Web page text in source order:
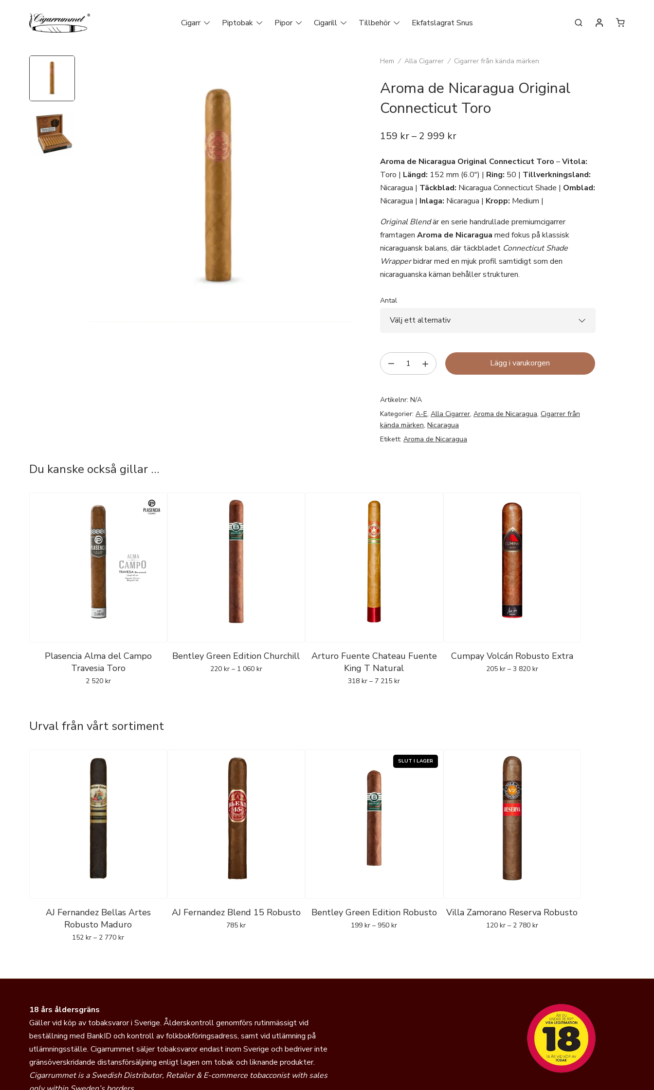
Cigarr Piptobak Pipor Cigarill Tillbehör Ekfatslagrat Snus
Hem / Alla Cigarrer / Cigarrer från kända märken
Aroma de Nicaragua Original
Connecticut Toro
159 kr– 2 999 kr
Aroma de Nicaragua Original Connecticut Toro –Vitola:
Toro | Längd: 152 mm (6.0″) | Ring: 50 | Tillverkningsland:
Nicaragua | Täckblad: Nicaragua Connecticut Shade | Omblad:
Nicaragua | Inlaga: Nicaragua | Kropp: Medium |
Original Blendär en serie handrullade premiumcigarrer
framtagen Aroma de Nicaragua med fokus på klassisk
nicaraguansk balans, där täckbladet Connecticut Shade
Wrapperbidrar med en mjuk profil samtidigt som den
nicaraguanska kärnan behåller strukturen.
Antal
Lägg i varukorgen
Artikelnr: N/A
Kategorier: A-E, Alla Cigarrer, Aroma de Nicaragua, Cigarrer från
kända märken, Nicaragua
Etikett: Aroma de Nicaragua
Du kanske också gillar …
Plasencia Alma del Campo
Travesia Toro
2 520 kr
Bentley Green Edition Churchill
220 kr – 1 060 kr
Arturo Fuente Chateau Fuente
King T Natural
318kr – 7 215kr
Cumpay Volcán Robusto Extra
205 kr – 3 820 kr
Urval från vårt sortiment
AJ Fernandez Bellas Artes
Robusto Maduro
152kr – 2 770kr
AJ Fernandez Blend 15 Robusto
785kr
Bentley Green Edition Robusto
199kr – 950kr
Villa Zamorano Reserva Robusto
120 kr – 2 780 kr
18 års åldersgräns
Gäller vid köp av tobaksvaror i Sverige. Ålderskontroll genomförs rutinmässigt vid
beställning med BankID och kontroll av folkbokföringsadress, samt vid utlämning på
utlämningsställe. Cigarrummet säljer tobaksvaror endast inom Sverige och bedriver inte
gränsöverskridande distansförsäljning enligt lagen om tobak och liknande produkter.
Cigarrummet is a Swedish Distributor, Retailer & E-commerce tobacconist with sales